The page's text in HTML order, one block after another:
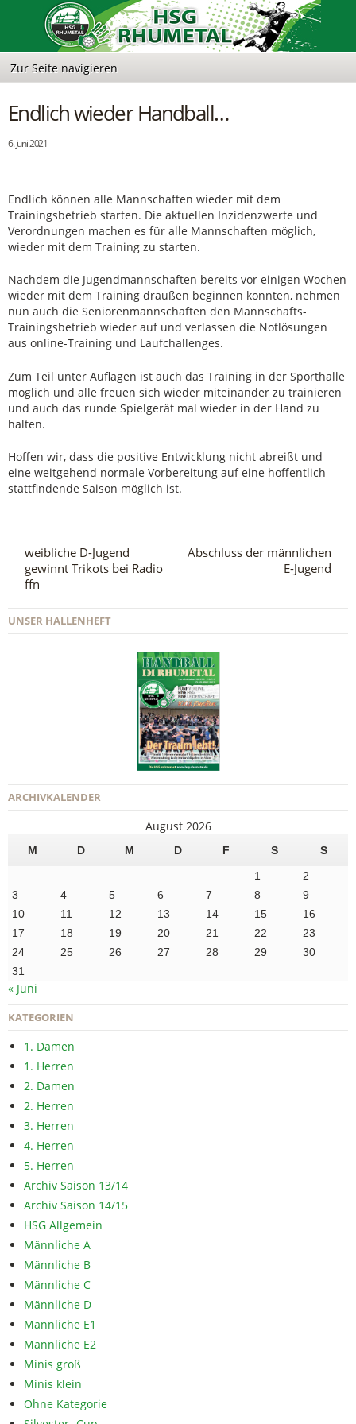
Endlich wieder Handball…
6. Juni 2021
Endlich können alle Mannschaften wieder mit dem
Trainingsbetrieb starten. Die aktuellen Inzidenzwerte und
Verordnungen machen es für alle Mannschaften möglich,
wieder mit dem Training zu starten.
Nachdem die Jugendmannschaften bereits vor einigen Wochen
wieder mit dem Training draußen beginnen konnten, nehmen
nun auch die Seniorenmannschaften den Mannschafts-
Trainingsbetrieb wieder auf und verlassen die Notlösungen
aus online-Training und Laufchallenges.
Zum Teil unter Auflagen ist auch das Training in der Sporthalle
möglich und alle freuen sich wieder miteinander zu trainieren
und auch das runde Spielgerät mal wieder in der Hand zu
halten.
Hoffen wir, dass die positive Entwicklung nicht abreißt und
eine weitgehend normale Vorbereitung auf eine hoffentlich
stattfindende Saison möglich ist.
weibliche D-Jugend
gewinnt Trikots bei Radio
ffn
Abschluss der männlichen
E-Jugend
UNSER HALLENHEFT
ARCHIVKALENDER
August 2026
M D M D F S
S
1
2
3
4 5 6 7 8
9
10
11 12 13 14 15
16
17
18 19 20 21 22
23
24
25 26 27 28 29
30
31
« Juni
KATEGORIEN
1. Damen
1. Herren
2. Damen
2. Herren
3. Herren
4. Herren
5. Herren
Archiv Saison 13/14
Archiv Saison 14/15
HSG Allgemein
Männliche A
Männliche B
Männliche C
Männliche D
Männliche E1
Männliche E2
Minis groß
Minis klein
Ohne Kategorie